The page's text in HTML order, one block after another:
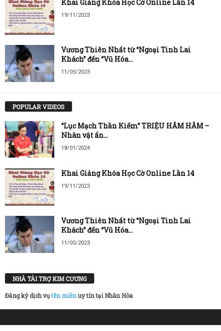
Khai Giảng Khóa Học Cờ Online Lần 14
19/11/2023
Vương Thiên Nhất từ “Ngoại Tinh Lai
Khách” đến “Vũ Hóa...
11/05/2023
POPULAR VIDEOS
“Lục Mạch Thần Kiếm” TRIỆU HÂM HÂM –
Nhân vật ấn...
18/01/2024
Khai Giảng Khóa Học Cờ Online Lần 14
19/11/2023
Vương Thiên Nhất từ “Ngoại Tinh Lai
Khách” đến “Vũ Hóa...
11/05/2023
NHÀ TÀI TRỢ KIM CƯƠNG
Đăng ký dịch vụtên miềnuy tín tại Nhân Hòa